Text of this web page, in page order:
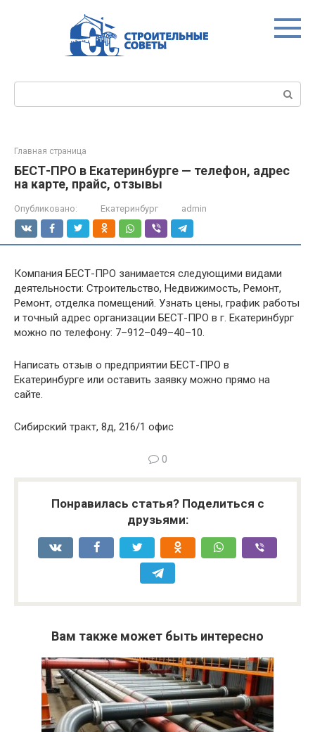
Главная страница
БЕСТ-ПРО в Екатеринбурге — телефон, адрес
на карте, прайс, отзывы
Опубликовано: Екатеринбург admin
Компания БЕСТ-ПРО занимается следующими видами
деятельности: Строительство, Недвижимость, Ремонт,
Ремонт, отделка помещений. Узнать цены, график работы
и точный адрес организации БЕСТ-ПРО в г. Екатеринбург
можно по телефону: 7–912–049–40–10.
Написать отзыв о предприятии БЕСТ-ПРО в
Екатеринбурге или оставить заявку можно прямо на
сайте.
Сибирский тракт, 8д, 216/1 офис
0
Понравилась статья? Поделиться с
друзьями:
Вам также может быть интересно